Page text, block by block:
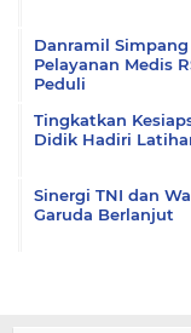
Danramil
Pelayanan Medis
Peduli
Tingkatkan
Didik Hadiri
Sinergi TNI dan
Garuda Berlanjut